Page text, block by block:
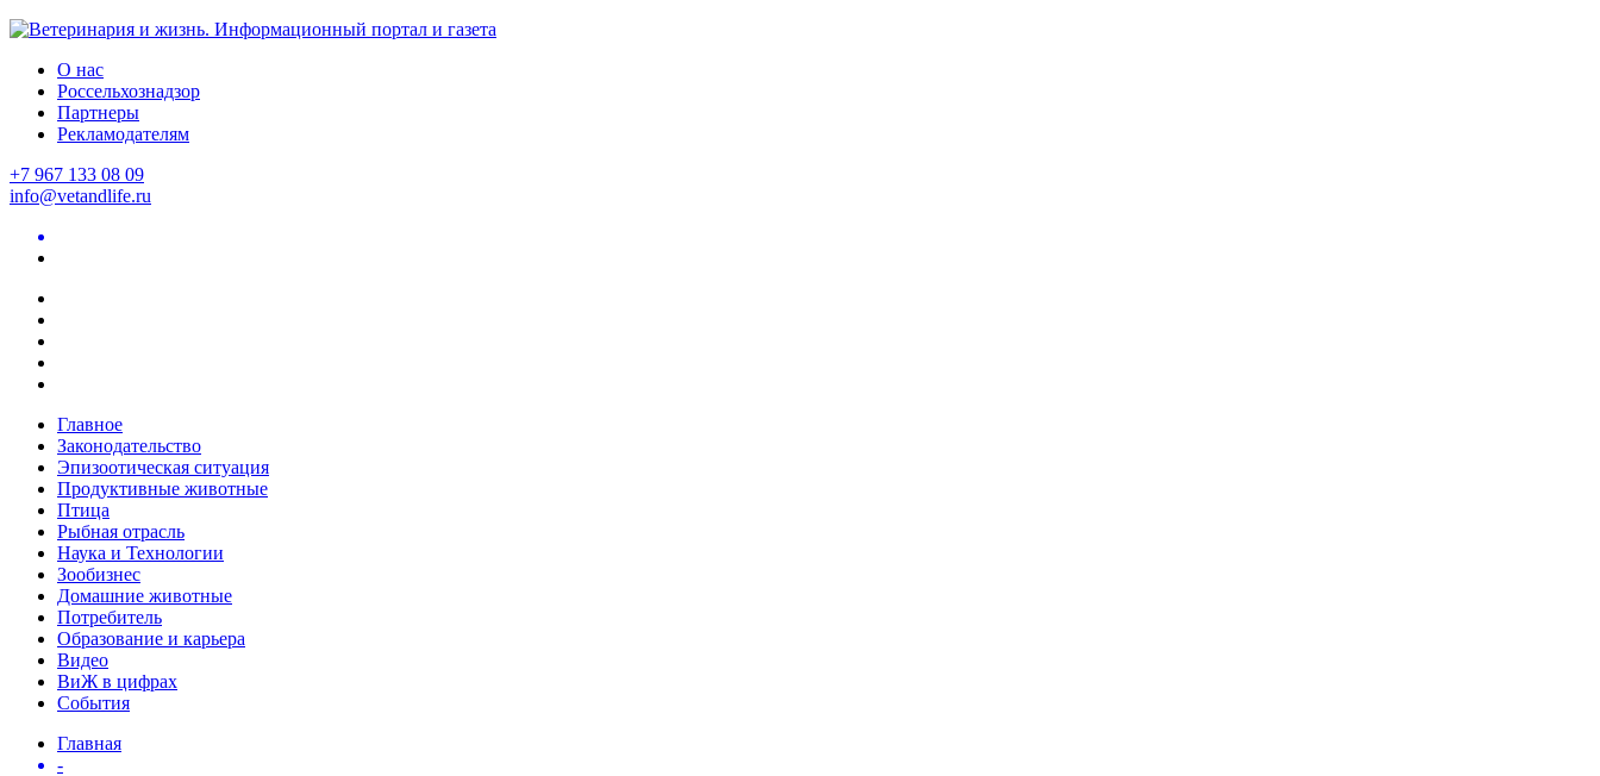
О нас
Россельхознадзор
Партнеры
Рекламодателям
+7 967 133 08 09
info@vetandlife.ru
Главное
Законодательство
Эпизоотическая ситуация
Продуктивные животные
Птица
Рыбная отрасль
Наука и Технологии
Зообизнес
Домашние животные
Потребитель
Образование и карьера
Видео
ВиЖ в цифрах
События
Главная
-